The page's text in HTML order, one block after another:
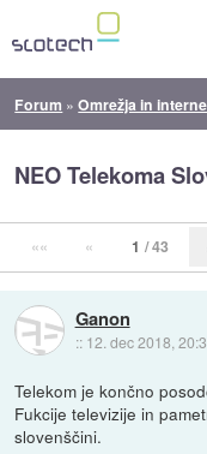
Forum »Omrežja in
NEO Telekoma
«« « 1 / 43
Ganon
:: 12. dec 2018,
Telekom je končno
Fukcije televizije in
slovenščini.